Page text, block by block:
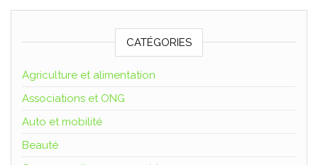
CATÉGORIES
Agriculture et alimentation
Associations et ONG
Auto et mobilité
Beauté